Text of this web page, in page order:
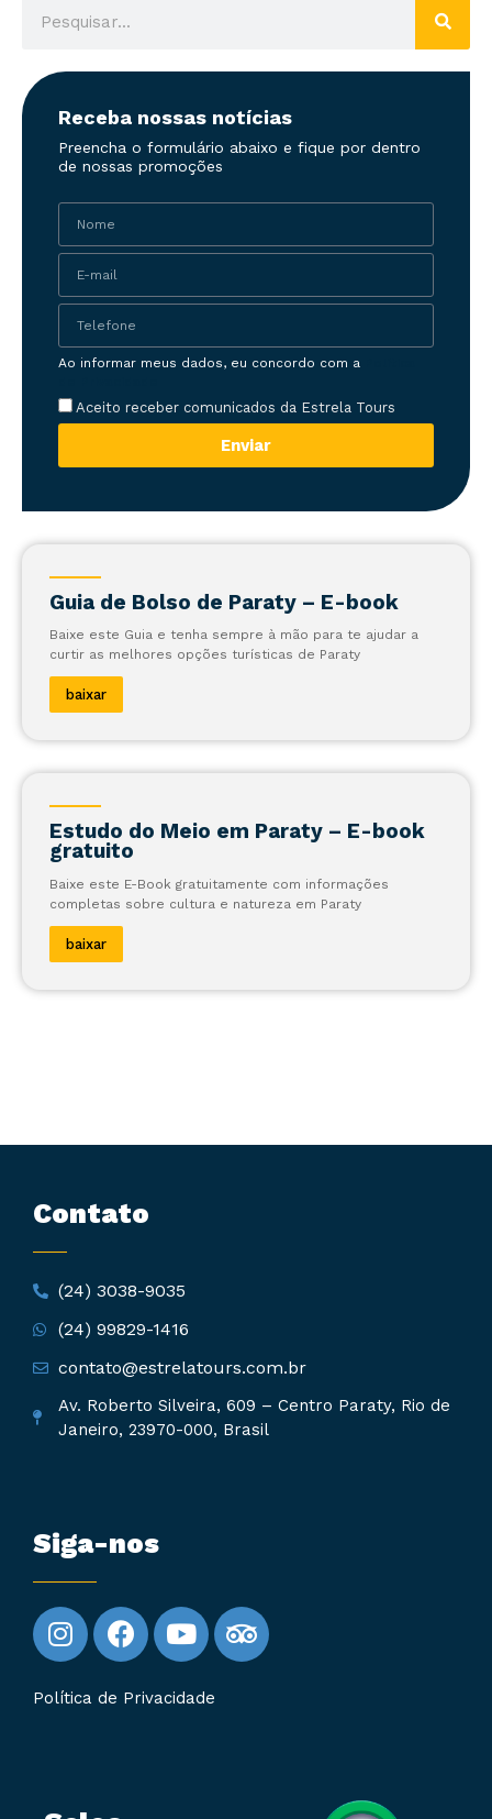
Receba nossas notícias
Preencha o formulário abaixo e fique por dentro
de nossas promoções
Ao informar meus dados, eu concordo com a
Aceito receber comunicados da Estrela Tours
Enviar
Guia de Bolso de Paraty – E-book
Baixe este Guia e tenha sempre à mão para te ajudar a
curtir as melhores opções turísticas de Paraty
baixar
Estudo do Meio em Paraty – E-book
gratuito
Baixe este E-Book gratuitamente com informações
completas sobre cultura e natureza em Paraty
baixar
Contato
(24) 3038-9035
(24) 99829-1416
contato@estrelatours.com.br
Av. Roberto Silveira, 609 – Centro Paraty, Rio de
Janeiro, 23970-000, Brasil
Siga-nos
Política de Privacidade